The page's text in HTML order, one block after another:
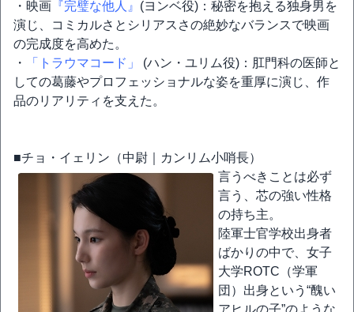
・映画 『完璧な他人』 (ヨンベ役)：秘密を抱える独身男を
演じ、コミカルさとシリアスさの絶妙なバランスで映画
の完成度を高めた。
・
「トラウマコード」
(ハン・ユリム役)：肛門科の医師と
しての葛藤やプロフェッショナルな姿を重厚に演じ、作
品のリアリティを支えた。
■チョ・イェリン（中尉｜カンリム小哨長）
言うべきことは必ず
言う、芯の強い性格
の持ち主。
陸軍士官学校出身者
ばかりの中で、女子
大学ROTC（学軍
団）出身という“醜い
アヒルの子”のような